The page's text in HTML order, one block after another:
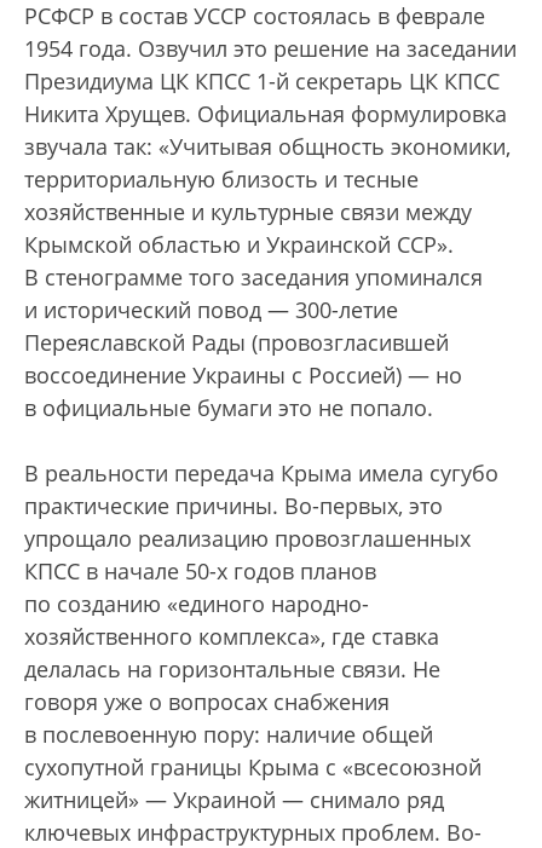
РСФСР в состав УССР состоялась в феврале
1954 года. Озвучил это решение на заседании
Президиума ЦК КПСС 1-й секретарь ЦК КПСС
Никита Хрущев. Официальная формулировка
звучала так: «Учитывая общность экономики,
территориальную близость и тесные
хозяйственные и культурные связи между
Крымской областью и Украинской ССР».
В стенограмме того заседания упоминался
и исторический повод — 300-летие
Переяславской Рады (провозгласившей
воссоединение Украины с Россией) — но
в официальные бумаги это не попало.
В реальности передача Крыма имела сугубо
практические причины. Во-первых, это
упрощало реализацию провозглашенных
КПСС в начале 50-х годов планов
по созданию «единого народно-
хозяйственного комплекса», где ставка
делалась на горизонтальные связи. Не
говоря уже о вопросах снабжения
в послевоенную пору: наличие общей
сухопутной границы Крыма с «всесоюзной
житницей» — Украиной — снимало ряд
ключевых инфраструктурных проблем. Во-